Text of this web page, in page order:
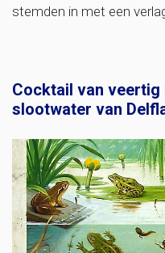
stemden in met een
Cocktail van veertig
slootwater van